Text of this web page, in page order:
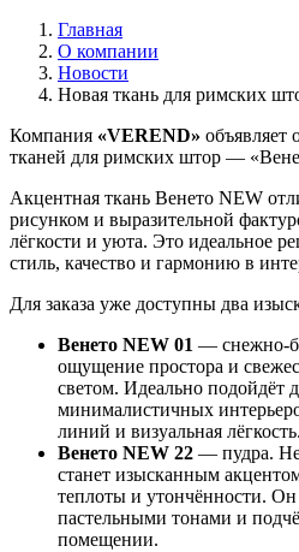
Главная
О компании
Новости
Новая ткань для римских
Компания «VEREND» объявляет
тканей для римских штор —
Акцентная ткань Венето NEW
рисунком и выразительной
лёгкости и уюта. Это идеальное
стиль, качество и гармонию в
Для заказа уже доступны два
Венето NEW 01 — снежно-
ощущение простора и
светом. Идеально подойдёт
минималистичных
линий и визуальная лёгкость.
Венето NEW 22 — пудра.
станет изысканным
теплоты и утончённости. Он
пастельными тонами и
помещении.